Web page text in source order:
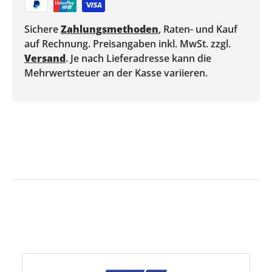
SichereZahlungsmethoden, Raten- und Kauf
auf Rechnung. Preisangaben inkl. MwSt. zzgl.
Versand. Je nach Lieferadresse kann die
Mehrwertsteuer an der Kasse variieren.